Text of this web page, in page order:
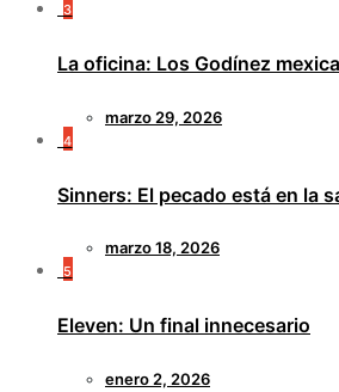
3
La oficina: Los Godínez
marzo 29, 2026
4
Sinners: El pecado está en la
marzo 18, 2026
5
Eleven: Un final innecesario
enero 2, 2026